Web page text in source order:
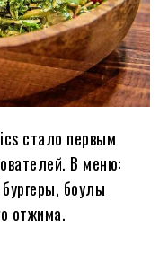
стало первым
В меню:
боулы
отжима.